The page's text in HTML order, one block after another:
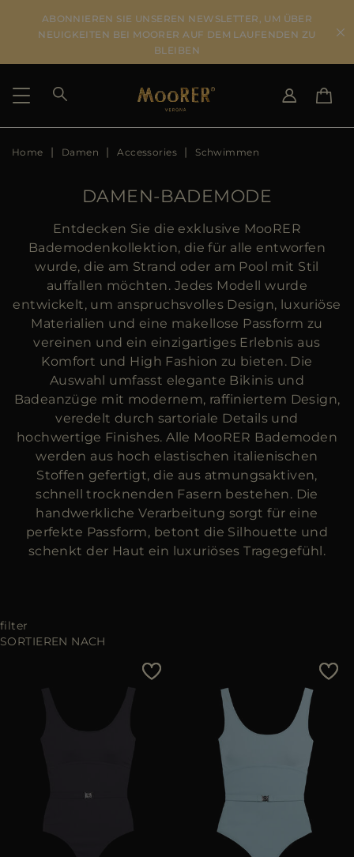
ABONNIEREN SIE UNSEREN NEWSLETTER, UM ÜBER
NEUIGKEITEN BEI MOORER AUF DEM LAUFENDEN ZU
BLEIBEN
LIEFERLAND
DE
US
JP
AU
DK
GB
ES
WEITERE LÄNDER
SPRACHE WÄHLEN
Home Damen Accessories Schwimmen
DAMEN-BADEMODE
Entdecken Sie die exklusive MooRER
Bademodenkollektion, die für alle entworfen
wurde, die am Strand oder am Pool mit Stil
auffallen möchten. Jedes Modell wurde
entwickelt, um anspruchsvolles Design, luxuriöse
Materialien und eine makellose Passform zu
vereinen und ein einzigartiges Erlebnis aus
Komfort und High Fashion zu bieten. Die
Auswahl umfasst elegante Bikinis und
Badeanzüge mit modernem, raffiniertem Design,
veredelt durch sartoriale Details und
hochwertige Finishes. Alle MooRER Bademoden
werden aus hoch elastischen italienischen
Stoffen gefertigt, die aus atmungsaktiven,
schnell trocknenden Fasern bestehen. Die
handwerkliche Verarbeitung sorgt für eine
perfekte Passform, betont die Silhouette und
schenkt der Haut ein luxuriöses Tragegefühl.
filter
SORTIEREN NACH
Preis - niedrig zu hoch
Most Popular